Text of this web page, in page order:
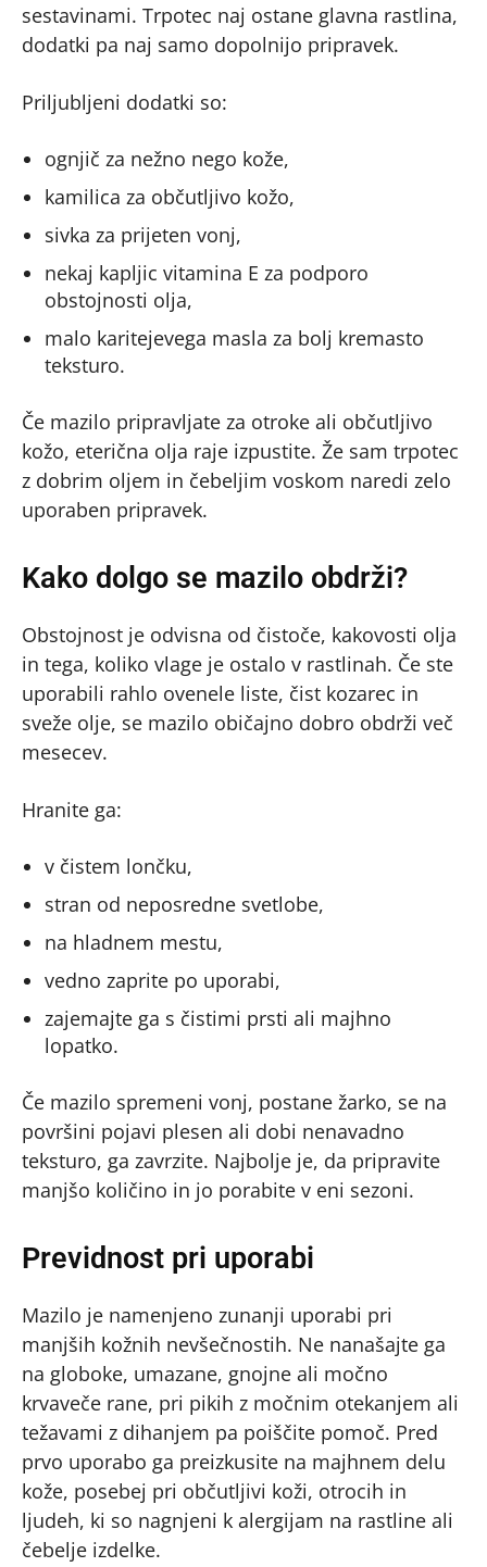
sestavinami. Trpotec naj ostane glavna rastlina,
dodatki pa naj samo dopolnijo pripravek.
Priljubljeni dodatki so:
ognjič za nežno nego kože,
kamilica za občutljivo kožo,
sivka za prijeten vonj,
nekaj kapljic vitamina E za podporo
obstojnosti olja,
malo karitejevega masla za bolj kremasto
teksturo.
Če mazilo pripravljate za otroke ali občutljivo
kožo, eterična olja raje izpustite. Že sam trpotec
z dobrim oljem in čebeljim voskom naredi zelo
uporaben pripravek.
Kako dolgo se mazilo obdrži?
Obstojnost je odvisna od čistoče, kakovosti olja
in tega, koliko vlage je ostalo v rastlinah. Če ste
uporabili rahlo ovenele liste, čist kozarec in
sveže olje, se mazilo običajno dobro obdrži več
mesecev.
Hranite ga:
v čistem lončku,
stran od neposredne svetlobe,
na hladnem mestu,
vedno zaprite po uporabi,
zajemajte ga s čistimi prsti ali majhno
lopatko.
Če mazilo spremeni vonj, postane žarko, se na
površini pojavi plesen ali dobi nenavadno
teksturo, ga zavrzite. Najbolje je, da pripravite
manjšo količino in jo porabite v eni sezoni.
Previdnost pri uporabi
Mazilo je namenjeno zunanji uporabi pri
manjših kožnih nevšečnostih. Ne nanašajte ga
na globoke, umazane, gnojne ali močno
krvaveče rane, pri pikih z močnim otekanjem ali
težavami z dihanjem pa poiščite pomoč. Pred
prvo uporabo ga preizkusite na majhnem delu
kože, posebej pri občutljivi koži, otrocih in
ljudeh, ki so nagnjeni k alergijam na rastline ali
čebelje izdelke.